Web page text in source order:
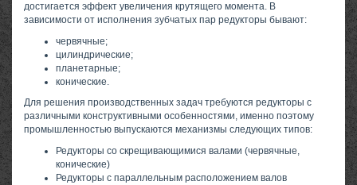
достигается эффект увеличения крутящего момента. В
зависимости от исполнения зубчатых пар редукторы бывают:
червячные;
цилиндрические;
планетарные;
конические.
Для решения производственных задач требуются редукторы с
различными конструктивными особенностями, именно поэтому
промышленностью выпускаются механизмы следующих типов:
Редукторы со скрещивающимися валами (червячные,
конические)
Редукторы с параллельным расположением валов